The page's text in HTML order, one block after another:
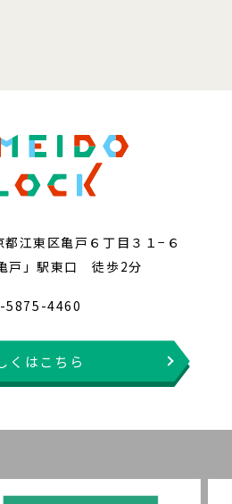
江東区亀戸６丁目３１−６
戸」駅東口 徒歩2分
5875-4460
くはこちら